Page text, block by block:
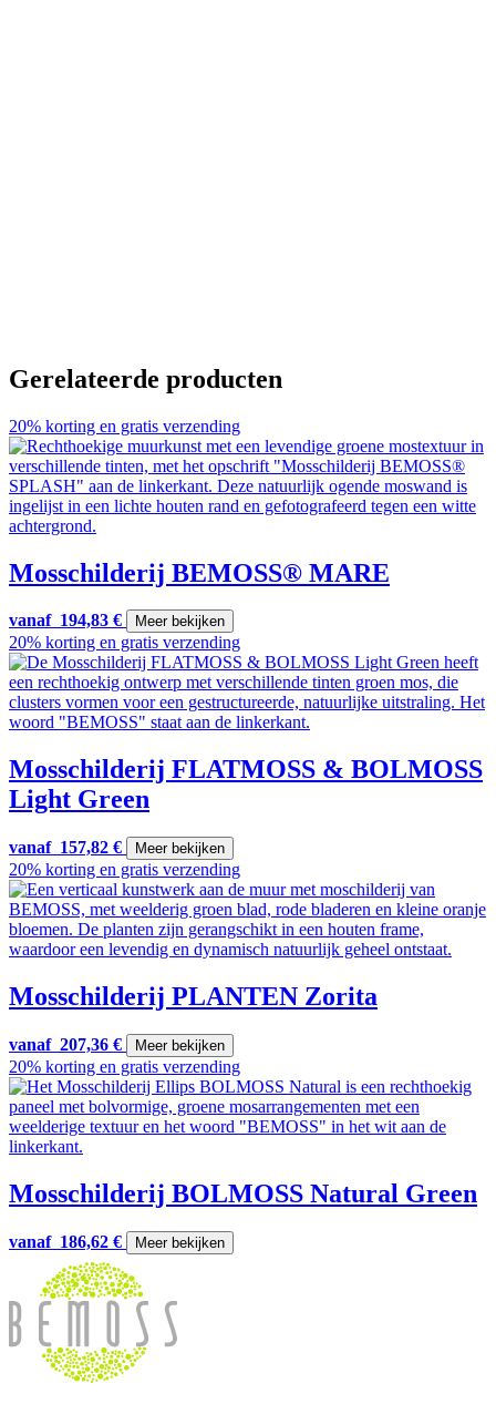
Gerelateerde producten
20% korting en gratis verzending
Mosschilderij BEMOSS® MARE
vanaf 194,83 € Meer bekijken
20% korting en gratis verzending
Mosschilderij FLATMOSS & BOLMOSS
Light Green
vanaf 157,82 € Meer bekijken
20% korting en gratis verzending
Mosschilderij PLANTEN Zorita
vanaf 207,36 € Meer bekijken
20% korting en gratis verzending
Mosschilderij BOLMOSS Natural Green
vanaf 186,62 € Meer bekijken